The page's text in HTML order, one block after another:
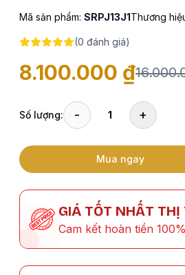
Mã sản phẩm: SRPJ13J1Thương
(0 đánh giá)
8.100.000 ₫
Số lượng: - 1 +
Mua ngay
GIÁ TỐT NHẤT THỊ
Cam kết hoàn tiền